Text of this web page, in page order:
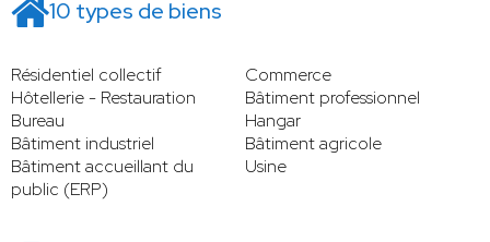
10 types de biens
Résidentiel collectif
Commerce
Hôtellerie - Restauration
Bâtiment professionnel
Bureau
Hangar
Bâtiment industriel
Bâtiment agricole
Bâtiment accueillant du
public (ERP)
Usine